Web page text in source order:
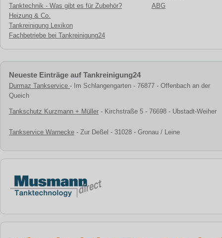
Tanktechnik - Was gibt es für Zubehör?
Heizung & Co.
Tankreinigung Lexikon
Fachbetriebe bei Tankreinigung24
ABG
Neueste Einträge auf Tankreinigung24
Durmaz Tankservice - Im Schlangengarten - 76877 - Offenbach an der
Queich
Tankschutz Kurzmann + Müller - Kirchstraße 5 - 76698 - Ubstadt-Weiher
Tankservice Warnecke - Zur Deßel - 31028 - Gronau / Leine